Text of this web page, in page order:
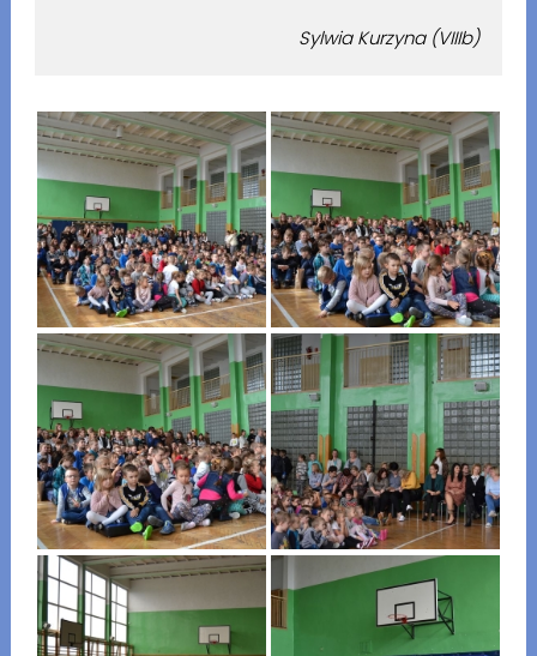
Sylwia Kurzyna (VIIIb)